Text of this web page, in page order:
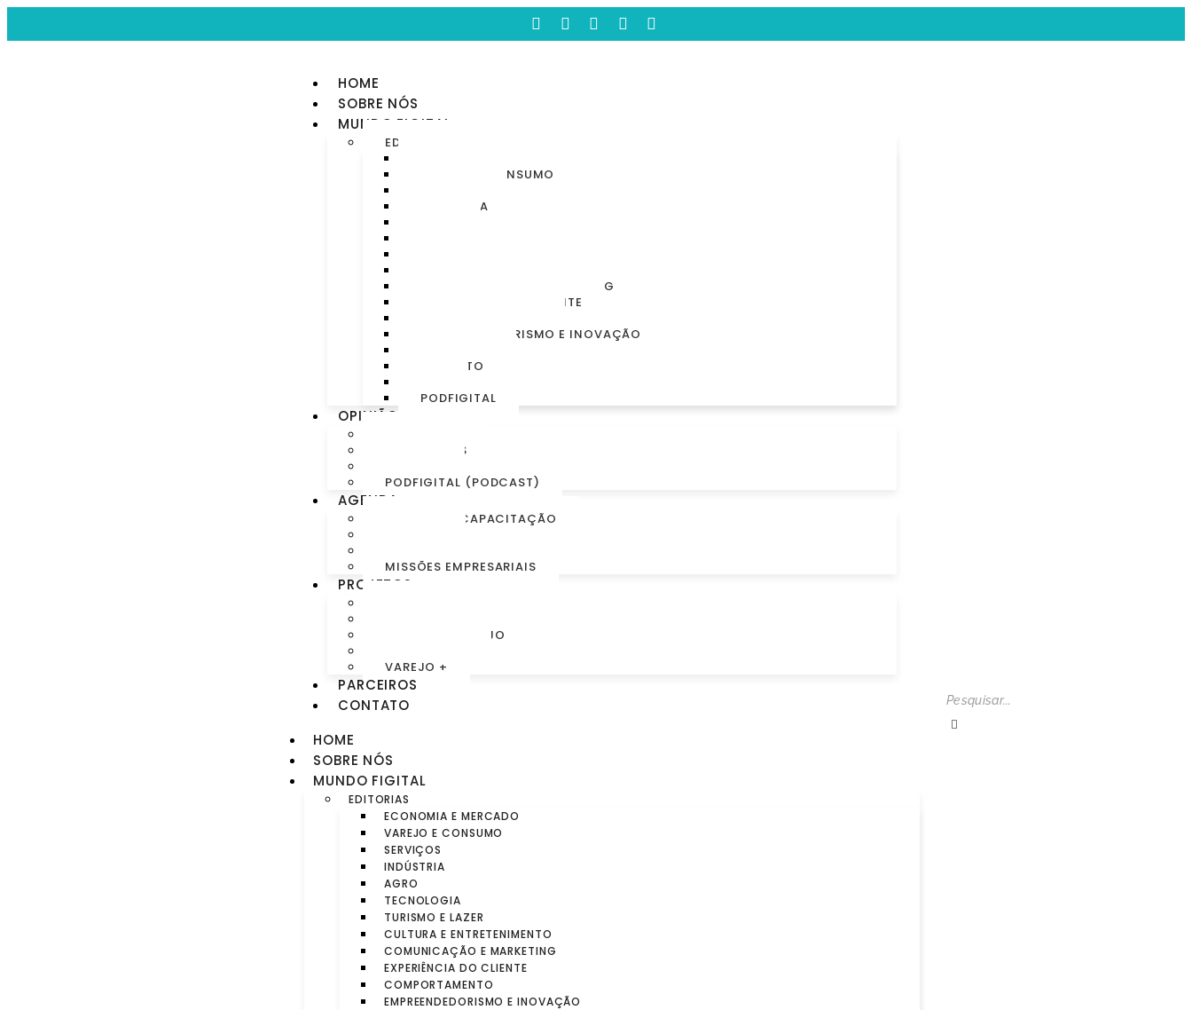
HOME
SOBRE NÓS
MUNDO FIGITAL
EDITORIAS
VAREJO E CONSUMO
INDÚSTRIA
COMUNICAÇÃO E MARKETING
EXPERIÊNCIA DO CLIENTE
EMPREENDEDORISMO E INOVAÇÃO
FOMENTO
PODFIGITAL
OPINIÃO
COLUNISTAS
PODFIGITAL (PODCAST)
AGENDA
TRILHAS DE CAPACITAÇÃO
MISSÕES EMPRESARIAIS
PROJETOS
CONEXÃO VAREJO
VAREJO +
PARCEIROS
CONTATO
HOME
SOBRE NÓS
MUNDO FIGITAL
EDITORIAS
ECONOMIA E MERCADO
VAREJO E CONSUMO
SERVIÇOS
INDÚSTRIA
AGRO
TECNOLOGIA
TURISMO E LAZER
CULTURA E ENTRETENIMENTO
COMUNICAÇÃO E MARKETING
EXPERIÊNCIA DO CLIENTE
COMPORTAMENTO
EMPREENDEDORISMO E INOVAÇÃO